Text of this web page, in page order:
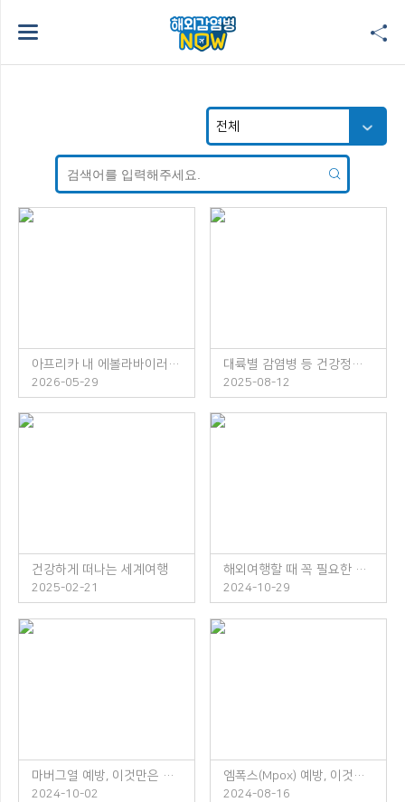
아프리카 내 에볼라바이러스병 발생 주의!
2026-05-29
대륙별 감염병 등 건강정보 소책자 발간 안내
2025-08-12
건강하게 떠나는 세계여행
2025-02-21
해외여행할 때 꼭 필요한 체크리스트
2024-10-29
마버그열 예방, 이것만은 꼭 지켜주세요!
2024-10-02
엠폭스(Mpox) 예방, 이것만은 꼭 지켜주세요!
2024-08-16